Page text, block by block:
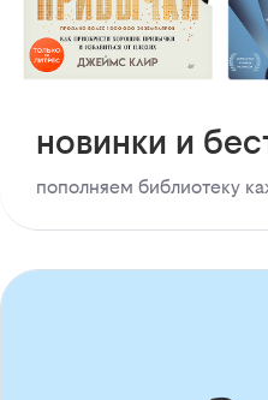
новинки и
пополняем библиотеку